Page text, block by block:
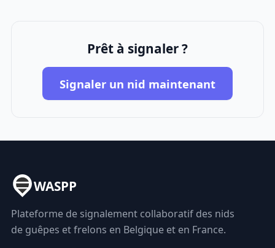
Prêt à signaler ?
Signaler un nid maintenant
WASPP
Plateforme de signalement collaboratif des nids
de guêpes et frelons en Belgique et en France.